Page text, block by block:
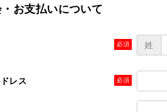
・お支払いについて
姓
レス